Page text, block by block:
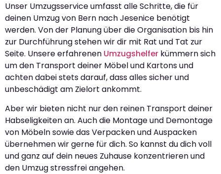
Unser Umzugsservice umfasst alle Schritte, die für
deinen Umzug von Bern nach Jesenice benötigt
werden. Von der Planung über die Organisation bis hin
zur Durchführung stehen wir dir mit Rat und Tat zur
Seite. Unsere erfahrenen Umzugshelfer kümmern sich
um den Transport deiner Möbel und Kartons und
achten dabei stets darauf, dass alles sicher und
unbeschädigt am Zielort ankommt.
Aber wir bieten nicht nur den reinen Transport deiner
Habseligkeiten an. Auch die Montage und Demontage
von Möbeln sowie das Verpacken und Auspacken
übernehmen wir gerne für dich. So kannst du dich voll
und ganz auf dein neues Zuhause konzentrieren und
den Umzug stressfrei angehen.